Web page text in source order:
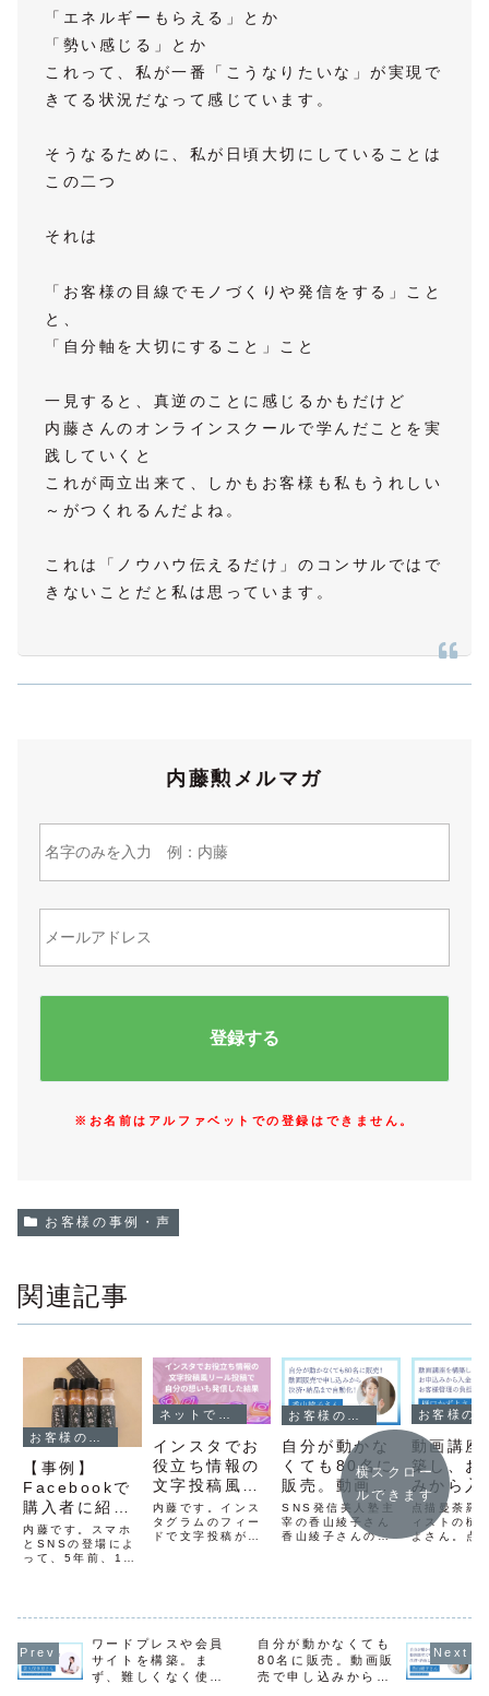
「エネルギーもらえる」とか
「勢い感じる」とか
これって、私が一番「こうなりたいな」が実現で
きてる状況だなって感じています。
そうなるために、私が日頃大切にしていることは
この二つ
それは
「お客様の目線でモノづくりや発信をする」こと
と、
「自分軸を大切にすること」こと
一見すると、真逆のことに感じるかもだけど
内藤さんのオンラインスクールで学んだことを実
践していくと
これが両立出来て、しかもお客様も私もうれしい
～がつくれるんだよね。
これは「ノウハウ伝えるだけ」のコンサルではで
きないことだと私は思っています。
内藤勲メルマガ
※お名前はアルファベットでの登録はできません。
お客様の事例・声
関連記事
【事例】
Facebookで
購入者に紹介
され、宣伝せ
ずとも売れる
八ヶ岳ドレッ
内藤です。スマホ
とSNSの登場によ
って、5年前、10
人一人が発信でき
り、一人一人が活
躍できるのです。
八ヶ岳でドレッシ
ングを販売してい
ネットでファンを作る方法
インスタでお
役立ち情報の
文字投稿風の
リール投稿で
自分の想いも
発信した結果
内藤です。インス
タグラムのフィー
ドで文字投稿が流
プリで文字を画像
り方です。文字の
画像を複数枚用意
して、横にスワイ
自分が動かな
くても80名に
販売。動画販
売で申し込み
から決済・納
品まで自動化
SNS発信美人塾主
宰の香山綾子さん
香山綾子さんのブ
納品まで自動化さ
かげでコロナにか
かって寝込んでい
る間も80名に動画
動画講座
築し、お
みから入
お客様管
どの手間
間の負担
点描曼荼羅
ィストの樋
よさん。点
少なくなり
かげさまで
す。一度し
作ったおか
横スクロー
ルできます
ワードプレスや会員
サイトを構築。ま
ず、難しくなく使え
自分が動かなくても
80名に販売。動画販
売で申し込みから決